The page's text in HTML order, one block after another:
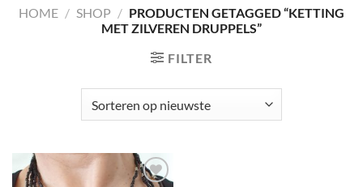
HOME / SHOP / PRODUCTEN GETAGGED “KETTING
MET ZILVEREN DRUPPELS”
FILTER